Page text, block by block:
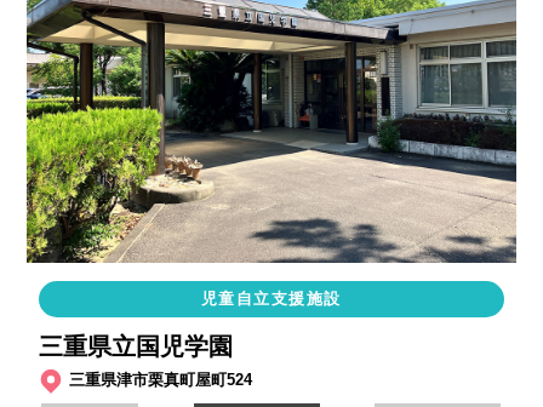
児童自立支援施設
三重県立国児学園
三重県津市栗真町屋町524